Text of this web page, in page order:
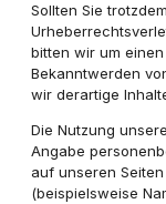
Sollten Sie
bitten wir um
Bekanntwerden
wir derartige
Die Nutzung
Angabe
auf unseren
(beispielsweise